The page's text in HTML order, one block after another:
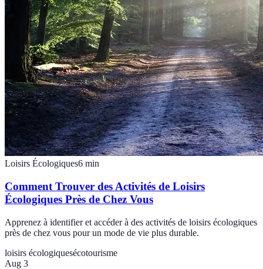
Loisirs Écologiques6 min
Comment Trouver des Activités de Loisirs
Écologiques Près de Chez Vous
Apprenez à identifier et accéder à des activités de loisirs écologiques
près de chez vous pour un mode de vie plus durable.
loisirs écologiquesécotourisme
Aug 3